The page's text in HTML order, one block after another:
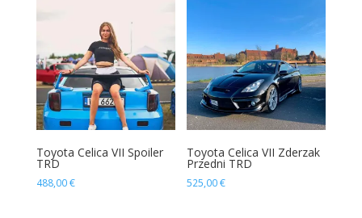
Toyota Celica VII Spoiler
TRD
488,00€
Toyota Celica VII Zderzak
Przedni TRD
525,00€